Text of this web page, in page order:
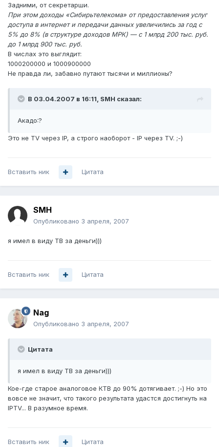
Задними, от секретарши.
При этом доходы «Сибирьтелекома» от предоставления услуг
доступа в интернет и передачи данных увеличились за год с
5% до 8% (в структуре доходов МРК) — с 1 млрд 200 тыс. руб.
до 1 млрд 900 тыс. руб.
В числах это выглядит:
1000200000 и 1000900000
Не правда ли, забавно путают тысячи и миллионы?
В 03.04.2007 в 16:11, SMH сказал:
Акадо:?
Это не TV через IP, а строго наоборот - IP через TV. ;-)
Вставить ник Цитата
SMH
Опубликовано 3 апреля, 2007
я имел в виду ТВ за деньги)))
Вставить ник Цитата
Nag
Опубликовано 3 апреля, 2007
Цитата
я имел в виду ТВ за деньги)))
Кое-где старое аналоговое КТВ до 90% дотягивает. ;-) Но это
вовсе не значит, что такого результата удастся достигнуть на
IPTV... В разумное время.
Вставить ник Цитата